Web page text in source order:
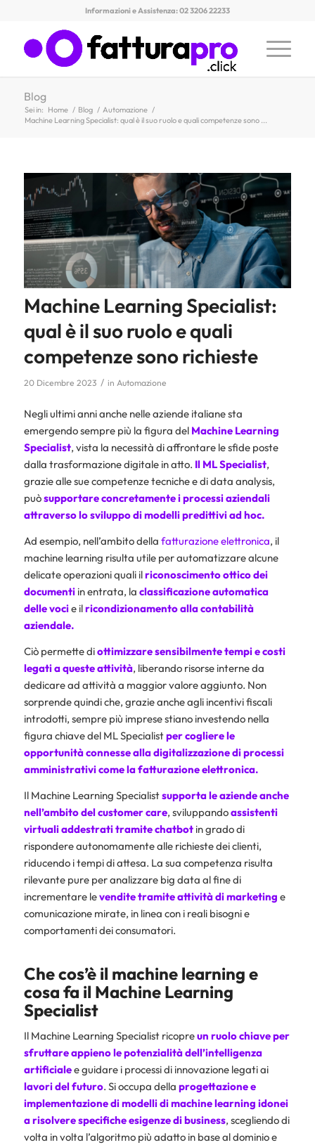
Informazioni e Assistenza: 02 3206 22233
Blog
Sei in: Home / Blog / Automazione /
Machine Learning Specialist: qual è il suo ruolo e quali competenze sono ...
Machine Learning Specialist:
qual è il suo ruolo e quali
competenze sono richieste
20 Dicembre 2023 / in Automazione
Negli ultimi anni anche nelle aziende italiane sta
emergendo sempre più la figura del Machine Learning
Specialist, vista la necessità di affrontare le sfide poste
dalla trasformazione digitale in atto. Il ML Specialist,
grazie alle sue competenze tecniche e di data analysis,
puòsupportare concretamente i processi aziendali
attraverso lo sviluppo di modelli predittivi ad hoc.
Ad esempio, nell’ambito della fatturazione elettronica, il
machine learning risulta utile per automatizzare alcune
delicate operazioni quali ilriconoscimento ottico dei
documentiin entrata, la classificazione automatica
delle vocie ilricondizionamento alla contabilità
aziendale.
Ciò permette diottimizzare sensibilmente tempi e costi
legati a queste attività, liberando risorse interne da
dedicare ad attività a maggior valore aggiunto. Non
sorprende quindi che, grazie anche agli incentivi fiscali
introdotti, sempre più imprese stiano investendo nella
figura chiave del ML Specialistper cogliere le
opportunità connesse alladigitalizzazione di processi
amministrativi come lafatturazione elettronica.
Il Machine Learning Specialistsupporta le aziende anche
nell’ambito del customer care, sviluppandoassistenti
virtuali addestrati tramite chatbotin grado di
rispondere autonomamente alle richieste dei clienti,
riducendo i tempi di attesa. La sua competenza risulta
rilevante pure per analizzare big data al fine di
incrementare levendite tramite attività di marketing e
comunicazione mirate, in linea con i reali bisogni e
comportamenti dei consumatori.
Che cos’è il machine learning e
cosa fa il Machine Learning
Specialist
Il Machine Learning Specialist ricopreun ruolo chiave per
sfruttare appieno le potenzialità dell’intelligenza
artificialee guidare i processi di innovazione legati ai
lavori del futuro. Si occupa della progettazione e
implementazione di modelli di machine learning idonei
a risolvere specifiche esigenze di business, scegliendo di
volta in volta l’algoritmo più adatto in base al dominio e